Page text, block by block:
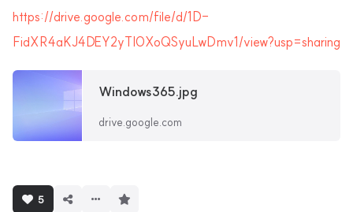
https://drive.google.com/file/d/1D-
FidXR4aKJ4DEY2yTI0XoQSyuLwDmv1/view?usp=sharing
Windows365.jpg
drive.google.com
5